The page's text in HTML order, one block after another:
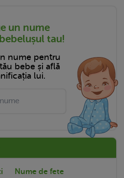
un nume
tau!
nume pentru
bebe și află
lui.
Nume de fete